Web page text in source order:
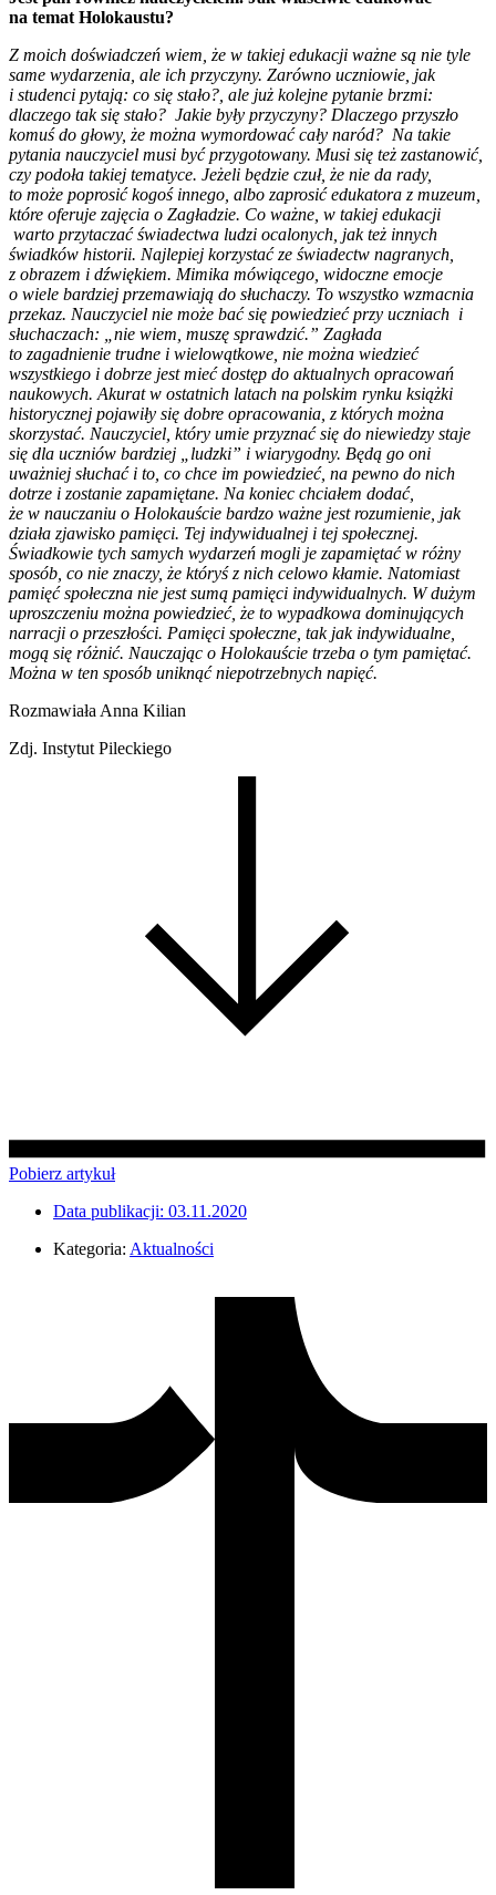
na temat Holokaustu?
Z moich doświadczeń wiem, że w takiej edukacji ważne są nie tyle
same wydarzenia, ale ich przyczyny. Zarówno uczniowie, jak
i studenci pytają: co się stało?, ale już kolejne pytanie brzmi:
dlaczego tak się stało? Jakie były przyczyny? Dlaczego przyszło
komuś do głowy, że można wymordować cały naród? Na takie
pytania nauczyciel musi być przygotowany. Musi się też zastanowić,
czy podoła takiej tematyce. Jeżeli będzie czuł, że nie da rady,
to może poprosić kogoś innego, albo zaprosić edukatora z muzeum,
które oferuje zajęcia o Zagładzie. Co ważne, w takiej edukacji
warto przytaczać świadectwa ludzi ocalonych, jak też innych
świadków historii. Najlepiej korzystać ze świadectw nagranych,
z obrazem i dźwiękiem. Mimika mówiącego, widoczne emocje
o wiele bardziej przemawiają do słuchaczy. To wszystko wzmacnia
przekaz. Nauczyciel nie może bać się powiedzieć przy uczniach i
słuchaczach: „nie wiem, muszę sprawdzić.” Zagłada
to zagadnienie trudne i wielowątkowe, nie można wiedzieć
wszystkiego i dobrze jest mieć dostęp do aktualnych opracowań
naukowych. Akurat w ostatnich latach na polskim rynku książki
historycznej pojawiły się dobre opracowania, z których można
skorzystać. Nauczyciel, który umie przyznać się do niewiedzy staje
się dla uczniów bardziej „ludzki” i wiarygodny. Będą go oni
uważniej słuchać i to, co chce im powiedzieć, na pewno do nich
dotrze i zostanie zapamiętane. Na koniec chciałem dodać,
że w nauczaniu o Holokauście bardzo ważne jest rozumienie, jak
działa zjawisko pamięci. Tej indywidualnej i tej społecznej.
Świadkowie tych samych wydarzeń mogli je zapamiętać w różny
sposób, co nie znaczy, że któryś z nich celowo kłamie. Natomiast
pamięć społeczna nie jest sumą pamięci indywidualnych. W dużym
uproszczeniu można powiedzieć, że to wypadkowa dominujących
narracji o przeszłości. Pamięci społeczne, tak jak indywidualne,
mogą się różnić. Nauczając o Holokauście trzeba o tym pamiętać.
Można w ten sposób uniknąć niepotrzebnych napięć.
Rozmawiała Anna Kilian
Zdj. Instytut Pileckiego
Pobierz artykuł
Data publikacji: 03.11.2020
Kategoria: Aktualności